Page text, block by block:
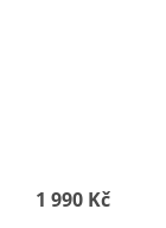
1 990 Kč